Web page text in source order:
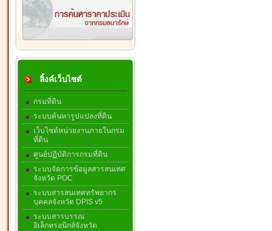
ลิ้งค์เว็บไซต์
กรมที่ดิน
ระบบค้นหารูปแปลงที่ดิน
เว็บไซต์หน่วยงานภายในกรม
ที่ดิน
ศูนย์ปฏิบัติการกรมที่ดิน
ระบบจัดการข้อมูลสารสนเทศ
จังหวัด POC
ระบบสารสนเทศทรัพยากร
บุคคลจังหวัด DPIS v5
ระบบสารบรรณ
อิเล็กทรอนิกส์จังหวัด